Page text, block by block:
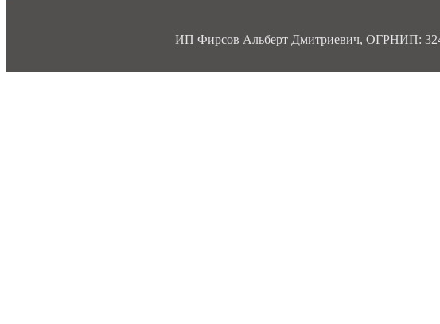
ИП Фирсов Альберт Дмитриевич, ОГРНИП: